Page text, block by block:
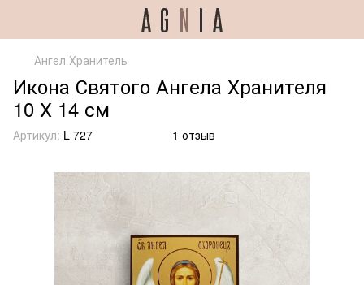
Ангел Хранитель
Икона Святого Ангела Хранителя
10 Х 14 см
Артикул: L 727 1 отзыв